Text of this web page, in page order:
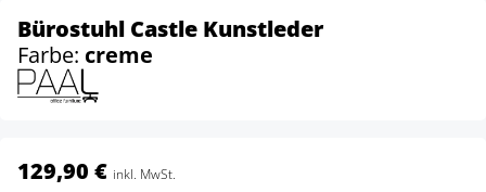
Bürostuhl Castle Kunstleder
Farbe: creme
129,90 € inkl. MwSt.